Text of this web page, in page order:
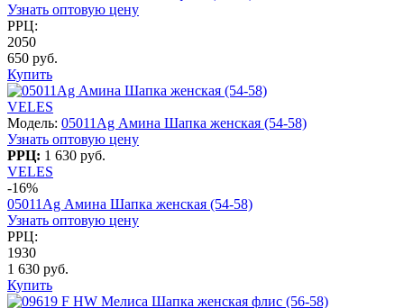
Узнать оптовую цену
РРЦ:
2050
650 руб.
Купить
VELES
Модель: 05011Ag Амина Шапка женская (54-58)
Узнать оптовую цену
РРЦ: 1 630 руб.
VELES
-16%
05011Ag Амина Шапка женская (54-58)
Узнать оптовую цену
РРЦ:
1930
1 630 руб.
Купить